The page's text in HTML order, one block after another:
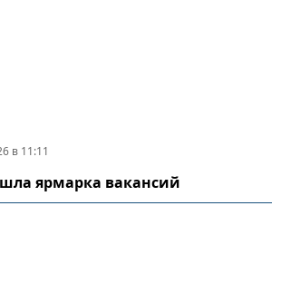
в 11:11
ярмарка вакансий